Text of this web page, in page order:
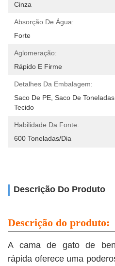
Cinza
Absorção De Água:
Forte
Aglomeração:
Rápido E Firme
Detalhes Da Embalagem:
Saco De PE, Saco De
Tecido
Habilidade Da Fonte:
600 Toneladas/dia
Descrição Do Produto
Descrição do produto:
A cama de gato de
rápida oferece uma